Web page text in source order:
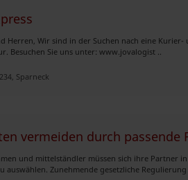
Herren, Wir sind in der Suchen nach eine
Besuchen Sie uns unter: www.jovalogist ..
Sparneck
vermeiden durch passende
und mittelständler müssen sich ihre Partner
auswählen. Zunehmende gesetzliche